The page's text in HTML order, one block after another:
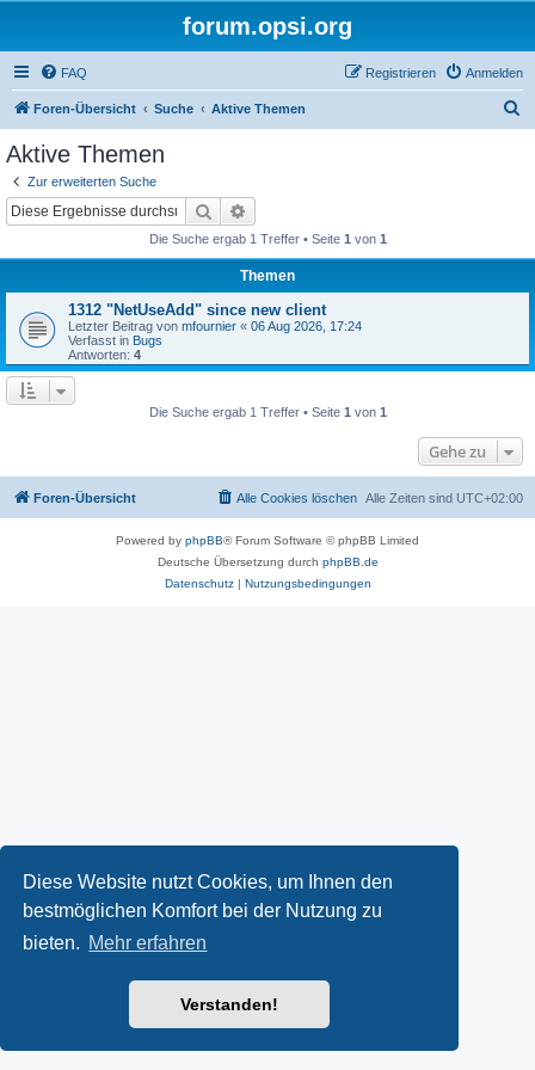
Diese Website nutzt Cookies, um Ihnen den
bestmöglichen Komfort bei der Nutzung zu
bieten. Mehr erfahren
Verstanden!
forum.opsi.org
FAQ Anmelden
Registrieren
Foren-Übersicht Suche Aktive Themen
Aktive Themen
Zur erweiterten Suche
Suche
Die Suche ergab 1 Treffer • Seite 1 von 1
Themen
1312 "NetUseAdd" since new client
Letzter Beitrag von mfournier « 06 Aug 2026, 17:24
Verfasst in Bugs
Antworten: 4
Die Suche ergab 1 Treffer • Seite 1 von 1
Gehe zu
Foren-Übersicht Alle Zeiten sind UTC+02:00
Alle Cookies löschen
Powered by phpBB® Forum Software © phpBB Limited
Deutsche Übersetzung durch phpBB.de
Datenschutz| Nutzungsbedingungen